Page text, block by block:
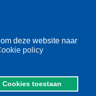
deze website naar
policy
Cookies toestaan